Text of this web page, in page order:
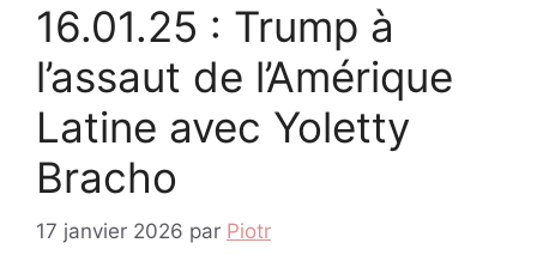
16.01.25 : Trump à
l’assaut de l’Amérique
Latine avec Yoletty
Bracho
17 janvier 2026 par Piotr